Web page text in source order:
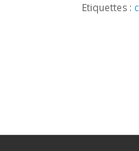
Etiquettes :